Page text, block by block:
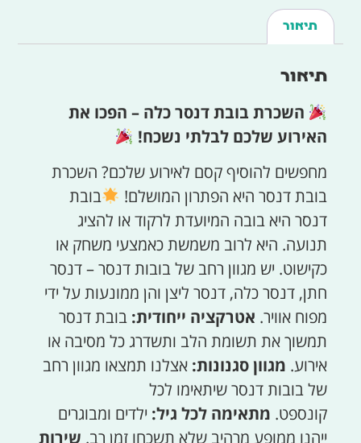
תיאור
תיאור
השכרת בובת דנסר כלה – הפכו את
האירוע שלכם לבלתי נשכח!
מחפשים להוסיף קסם לאירוע שלכם? השכרת
בובת דנסר היא הפתרון המושלם!
בובת
דנסר היא בובה המיועדת לרקוד או להציג
תנועה. היא לרוב משמשת כאמצעי משחק או
כקישוט. יש מגוון רחב של בובות דנסר – דנסר
חתן, דנסר כלה, דנסר ליצן והן ממונעות על ידי
מפוח אוויר. אטרקציה ייחודית: בובת דנסר
תמשוך את תשומת הלב ותשדרג כל מסיבה או
אירוע. מגוון סגנונות: אצלנו תמצאו מגוון רחב
של בובות דנסר שיתאימו לכל
קונספט. מתאימה לכל גיל: ילדים ומבוגרים
ייהנו ממופע מרהיב שלא תשכחו זמן רב. שירות